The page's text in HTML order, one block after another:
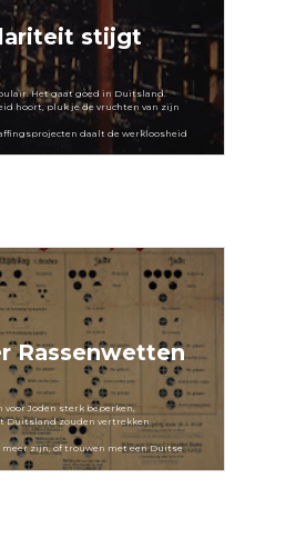
stijgt
Het gaat goed in Duitsland.
hoort, pluk je de vruchten van zijn
daalt de werkloosheid
Rassenwetten
voor Joden sterk beperken,
Duitsland zouden vertrekken.
meer zijn, of trouwen met een Duitse